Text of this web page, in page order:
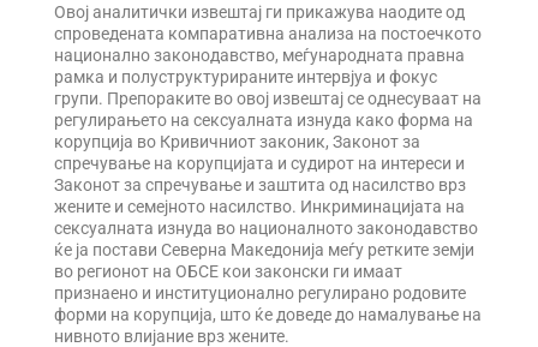
Овој аналитички извештај ги прикажува наодите од
спроведената компаративна анализа на постоечкото
национално законодавство, меѓународната правна
рамка и полуструктурираните интервјуа и фокус
групи. Препораките во овој извештај се однесуваат на
регулирањето на сексуалната изнуда како форма на
корупција во Кривичниот законик, Законот за
спречување на корупцијата и судирот на интереси и
Законот за спречување и заштита од насилство врз
жените и семејното насилство. Инкриминацијата на
сексуалната изнуда во националното законодавство
ќе ја постави Северна Македонија меѓу ретките земји
во регионот на ОБСЕ кои законски ги имаат
признаено и институционално регулирано родовите
форми на корупција, што ќе доведе до намалување на
нивното влијание врз жените.